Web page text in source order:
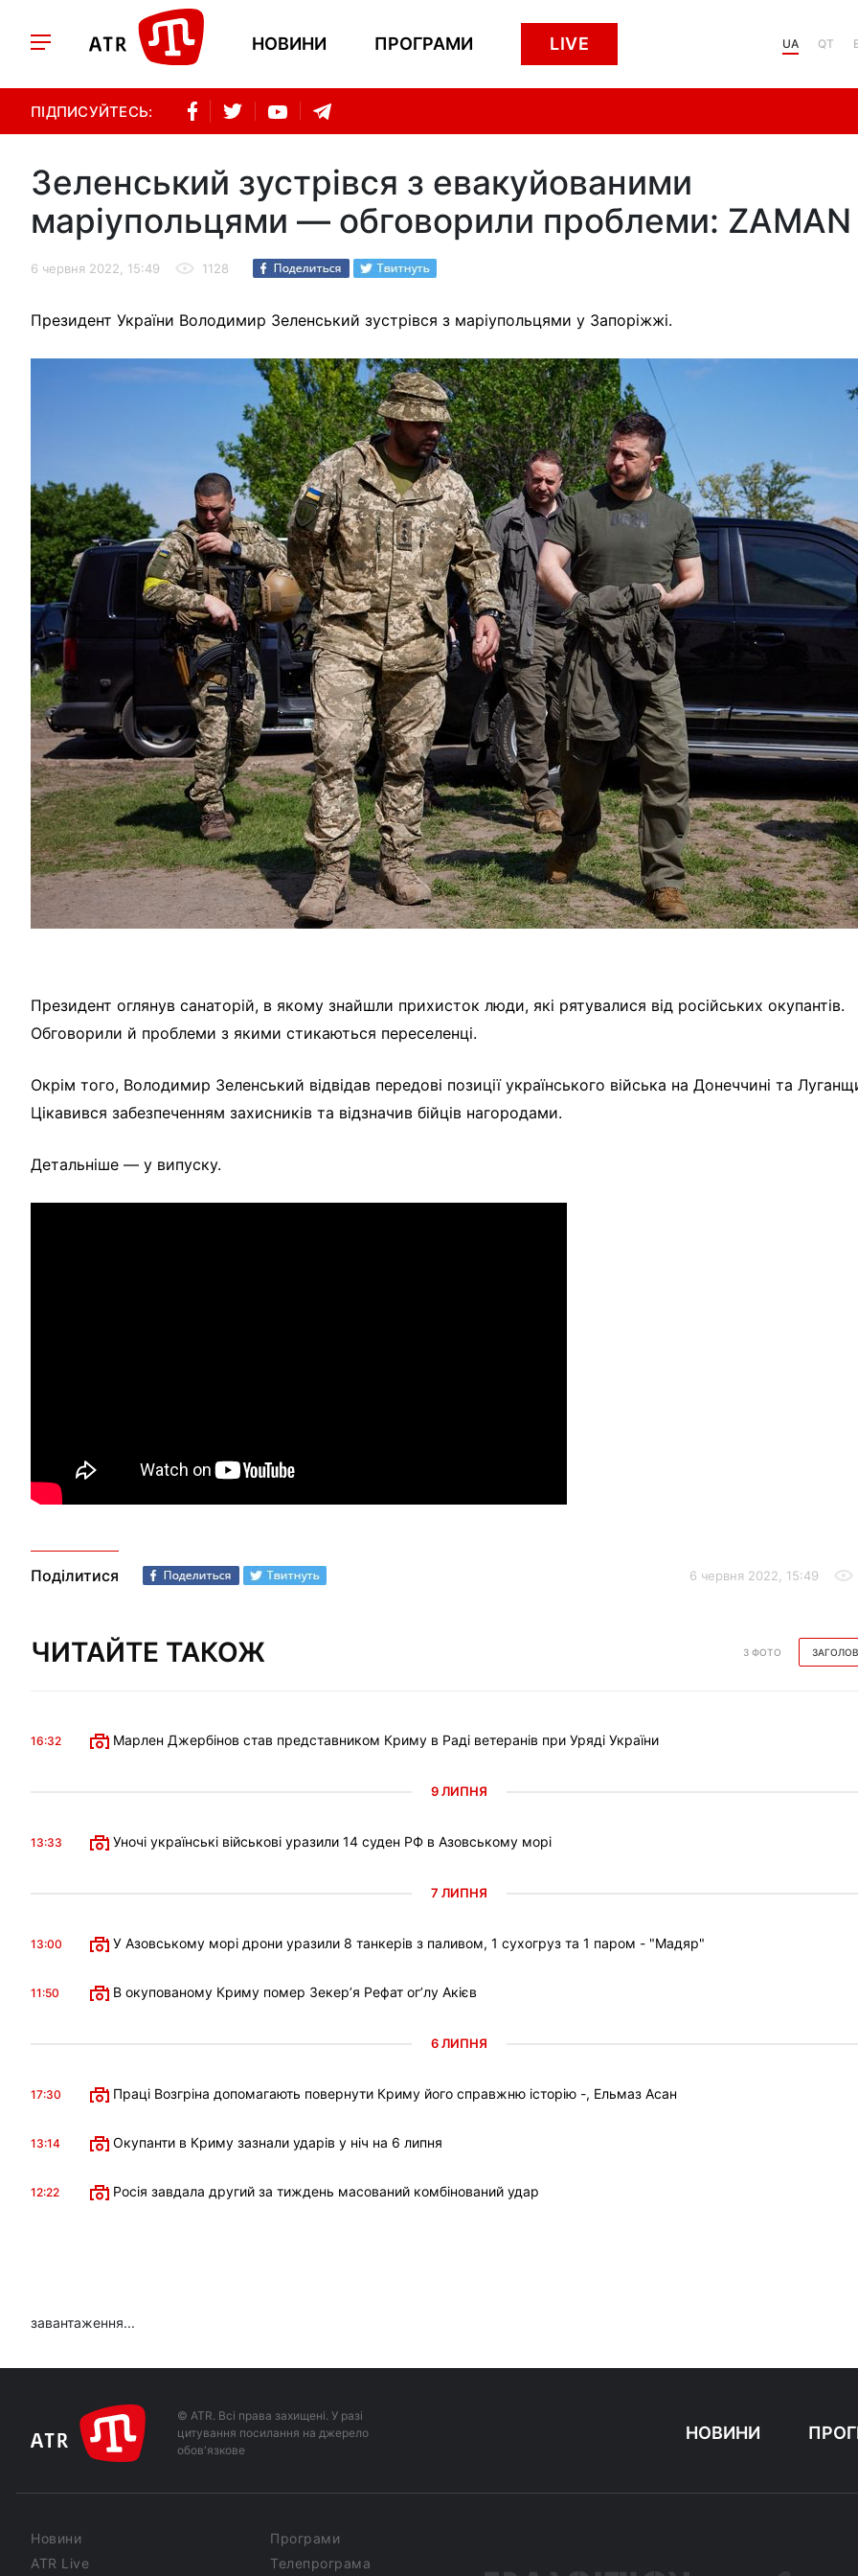
НОВИНИ ПРОГРАМИ LIVE UA QT
ПІДПИСУЙТЕСЬ:
Зеленський зустрівся з евакуйованими
маріупольцями — обговорили проблеми: ZAMAN
6 червня 2022, 15:49 1128
Президент України Володимир Зеленський зустрівся з маріупольцями у Запоріжжі.
Президент оглянув санаторій, в якому знайшли прихисток люди, які рятувалися від російських окупантів.
Обговорили й проблеми з якими стикаються переселенці.
Окрім того, Володимир Зеленський відвідав передові позиції українського війська на Донеччині та
Цікавився забезпеченням захисників та відзначив бійців нагородами.
Детальніше — у випуску.
Поділитися 6 червня 2022, 15:49
ЧИТАЙТЕ ТАКОЖ З ФОТО
16:32 Марлен Джербінов став представником Криму в Раді ветеранів при Уряді України
9 ЛИПНЯ
13:33 Уночі українські військові уразили 14 суден РФ в Азовському морі
7 ЛИПНЯ
13:00 У Азовському морі дрони уразили 8 танкерів з паливом, 1 сухогруз та 1 паром - "Мадяр"
11:50 В окупованому Криму помер Зекерʼя Рефат огʼлу Акієв
6 ЛИПНЯ
17:30 Праці Возгріна допомагають повернути Криму його справжню історію -, Ельмаз Асан
13:14 Окупанти в Криму зазнали ударів у ніч на 6 липня
12:22 Росія завдала другий за тиждень масований комбінований удар
завантаження...
© ATR. Всі права захищені. У разі
цитування посилання на джерело
обов'язкове
НОВИНИ
Новини
Програми
ATR Live
Телепрограма